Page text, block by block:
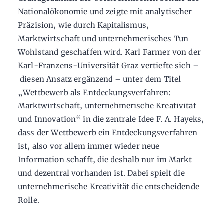
Nationalökonomie und zeigte mit analytischer
Präzision, wie durch Kapitalismus,
Marktwirtschaft und unternehmerisches Tun
Wohlstand geschaffen wird. Karl Farmer von der
Karl-Franzens-Universität Graz vertiefte sich –
diesen Ansatz ergänzend – unter dem Titel
„Wettbewerb als Entdeckungsverfahren:
Marktwirtschaft, unternehmerische Kreativität
und Innovation“ in die zentrale Idee F. A. Hayeks,
dass der Wettbewerb ein Entdeckungsverfahren
ist, also vor allem immer wieder neue
Information schafft, die deshalb nur im Markt
und dezentral vorhanden ist. Dabei spielt die
unternehmerische Kreativität die entscheidende
Rolle.